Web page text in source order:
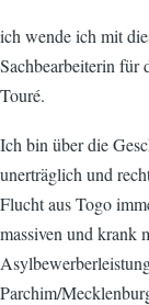
ich wende ich mit
Sachbearbeiterin für
Touré.
Ich bin über die
unerträglich und
Flucht aus Togo
massiven und krank
Parchim/